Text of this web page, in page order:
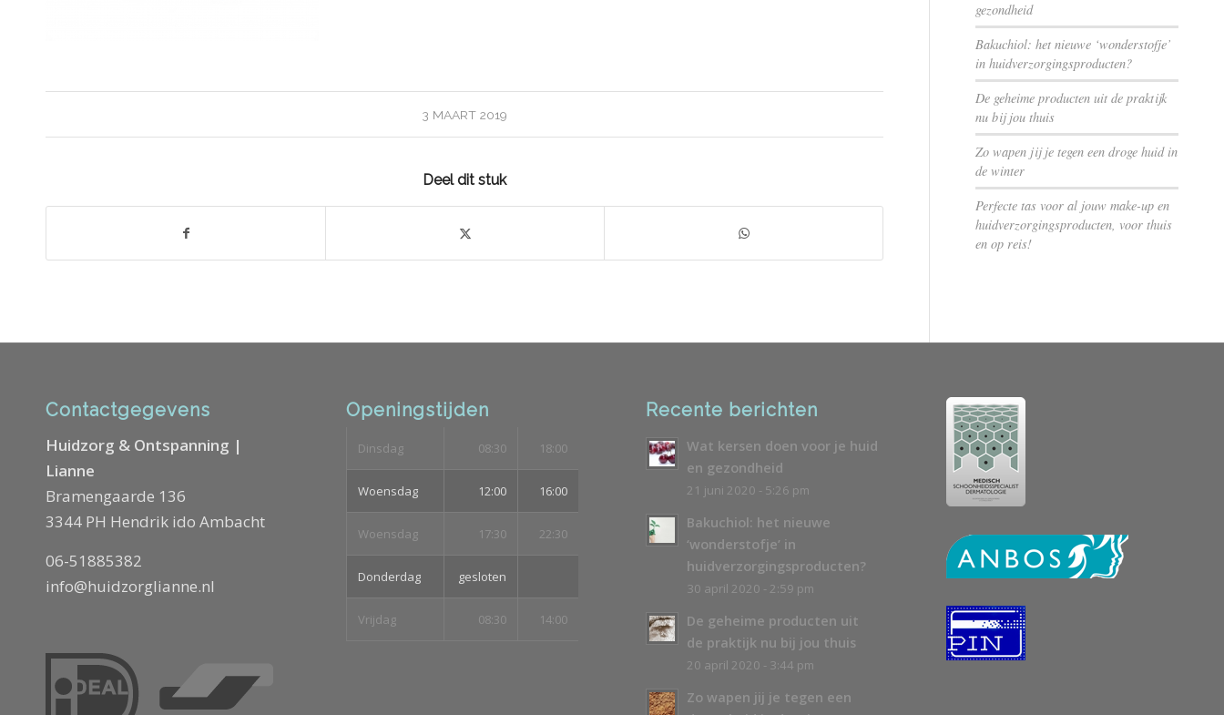
3 MAART 2019
Deel dit stuk
gezondheid
Bakuchiol: het nieuwe ‘wonderstofje’
in huidverzorgingsproducten?
De geheime producten uit de praktijk
nu bij jou thuis
Zo wapen jij je tegen een droge huid in
de winter
Perfecte tas voor al jouw make-up en
huidverzorgingsproducten, voor thuis
en op reis!
Contactgegevens
Huidzorg & Ontspanning |
Lianne
Bramengaarde 136
3344 PH Hendrik ido Ambacht
06-51885382
info@huidzorglianne.nl
Openingstijden
Dinsdag 08:30 18:00
Woensdag 12:00 16:00
Woensdag 17:30 22:30
Donderdag gesloten
Vrijdag 08:30 14:00
Recente berichten
Wat kersen doen voor je huid
en gezondheid
21 juni 2020 - 5:26 pm
Bakuchiol: het nieuwe
‘wonderstofje’ in
huidverzorgingsproducten?
30 april 2020 - 2:59 pm
De geheime producten uit
de praktijk nu bij jou thuis
20 april 2020 - 3:44 pm
Zo wapen jij je tegen een